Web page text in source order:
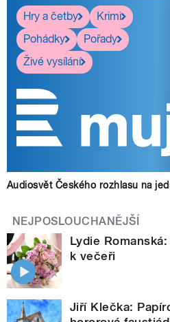
Hry a četby
Krimi
Pohádky
Pořady
Živé vysílání
Audiosvět Českého rozhlasu na
NEJPOSLOUCHANĚJŠÍ
Lydie
k večeři
Jiří Klečka: